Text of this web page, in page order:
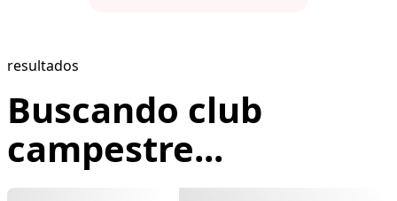
resultados
Buscando club
campestre...